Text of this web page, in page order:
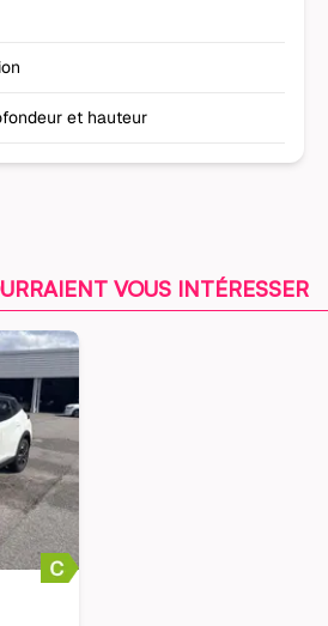
et hauteur
VOUS INTÉRESSER